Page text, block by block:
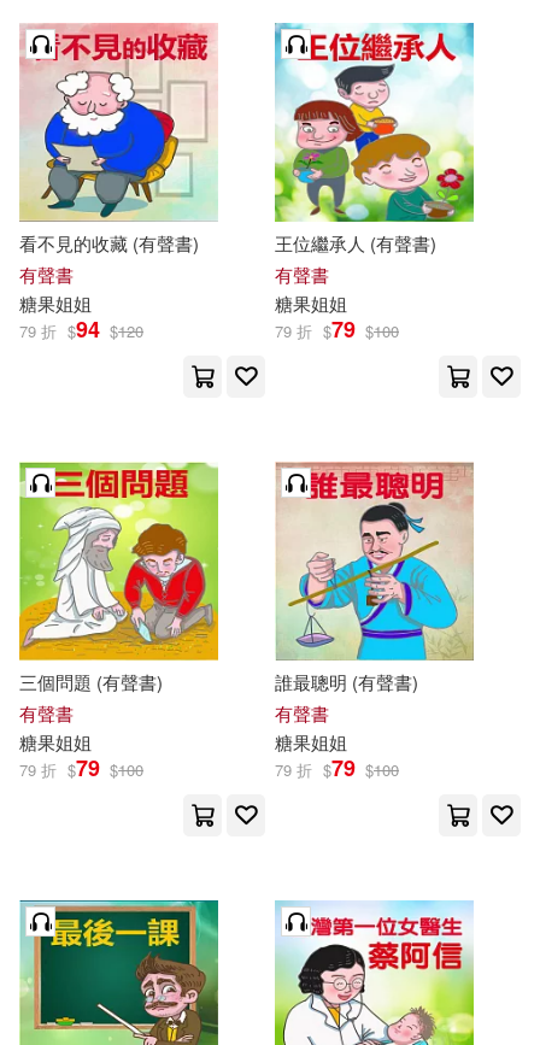
看不見的收藏 (有聲書)
有聲書
糖果姐姐
79 折 $94 $120
王位繼承人 (有聲書)
有聲書
糖果姐姐
79 折 $79 $100
三個問題 (有聲書)
有聲書
糖果姐姐
79 折 $79 $100
誰最聰明 (有聲書)
有聲書
糖果姐姐
79 折 $79 $100